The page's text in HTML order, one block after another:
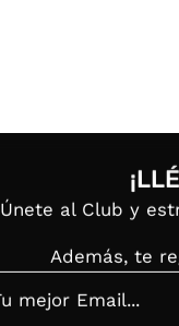
Únete al Club y
Además, te